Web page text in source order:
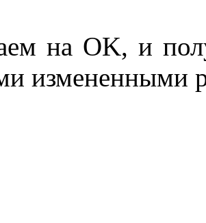
на OK, и
измененными